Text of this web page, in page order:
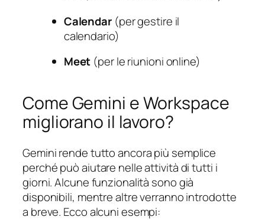
Calendar (per gestire il
calendario)
Meet (per le riunioni online)
Come Gemini e Workspace
migliorano il lavoro?
Gemini rende tutto ancora più semplice
perché può aiutare nelle attività di tutti i
giorni. Alcune funzionalità sono già
disponibili, mentre altre verranno introdotte
a breve. Ecco alcuni esempi: